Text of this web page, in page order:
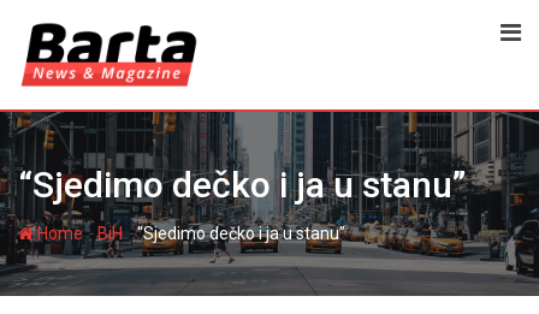
content
“Sjedimo dečko i ja u stanu”
Home-BiH-“Sjedimo dečko i ja u stanu”